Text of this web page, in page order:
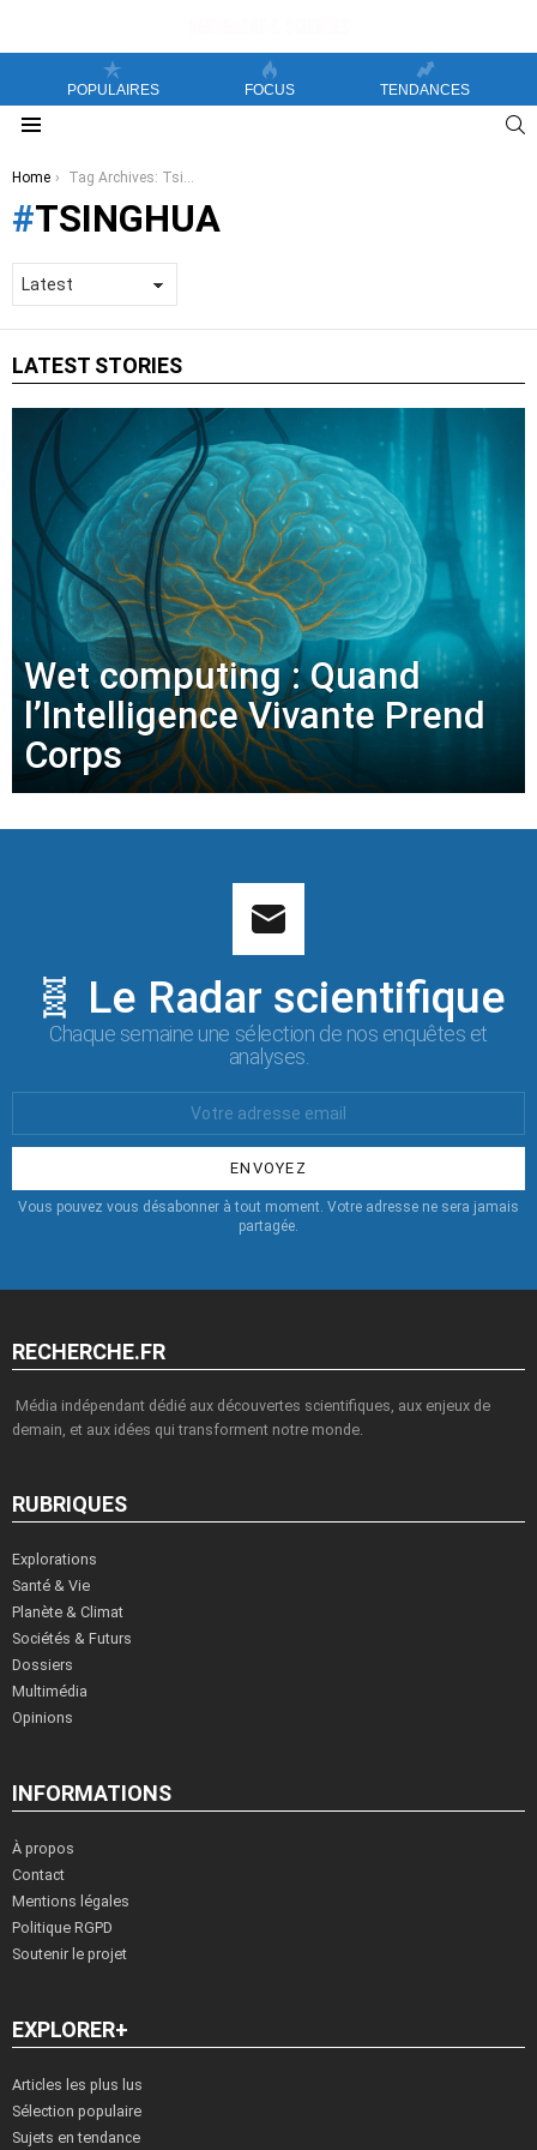
POPULAIRES FOCUS TENDANCES
You are here:
Home Tag Archives: Tsinghua
TSINGHUA
LATEST STORIES
Wet computing : Quand
l’Intelligence Vivante Prend
Corps
🧬 Le Radar scientifique
Chaque semaine une sélection de nos enquêtes et
analyses.
:
Vous pouvez vous désabonner à tout moment. Votre adresse ne sera jamais
partagée.
RECHERCHE.FR
Média indépendant dédié aux découvertes scientifiques, aux enjeux de
demain, et aux idées qui transforment notre monde.
RUBRIQUES
Explorations
Santé & Vie
Planète & Climat
Sociétés & Futurs
Dossiers
Multimédia
Opinions
INFORMATIONS
À propos
Contact
Mentions légales
Politique RGPD
Soutenir le projet
EXPLORER+
Articles les plus lus
Sélection populaire
Sujets en tendance